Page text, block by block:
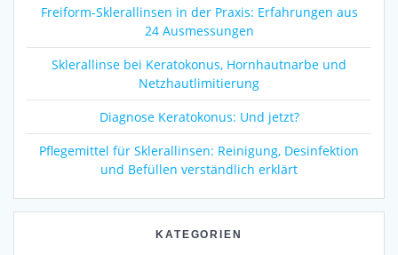
Freiform-Sklerallinsen in der Praxis: Erfahrungen aus
24 Ausmessungen
Sklerallinse bei Keratokonus, Hornhautnarbe und
Netzhautlimitierung
Diagnose Keratokonus: Und jetzt?
Pflegemittel für Sklerallinsen: Reinigung, Desinfektion
und Befüllen verständlich erklärt
KATEGORIEN